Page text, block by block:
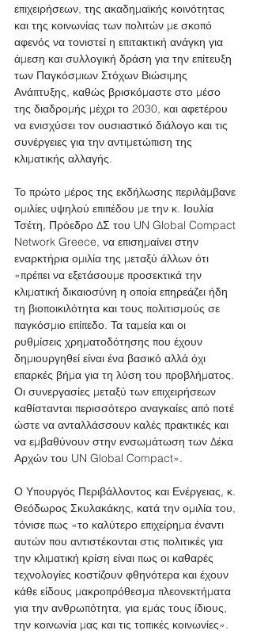
επιχειρήσεων, της ακαδημαϊκής κοινότητας
και της κοινωνίας των πολιτών με σκοπό
αφενός να τονιστεί η επιτακτική ανάγκη για
άμεση και συλλογική δράση για την επίτευξη
των Παγκόσμιων Στόχων Βιώσιμης
Ανάπτυξης, καθώς βρισκόμαστε στο μέσο
της διαδρομής μέχρι το 2030, και αφετέρου
να ενισχύσει τον ουσιαστικό διάλογο και τις
συνέργειες για την αντιμετώπιση της
κλιματικής αλλαγής.
Το πρώτο μέρος της εκδήλωσης περιλάμβανε
ομιλίες υψηλού επιπέδου με την κ. Ιουλία
Τσέτη, Πρόεδρο ΔΣ του UN Global Compact
Network Greece, να επισημαίνει στην
εναρκτήρια ομιλία της μεταξύ άλλων ότι
«πρέπει να εξετάσουμε προσεκτικά την
κλιματική δικαιοσύνη η οποία επηρεάζει ήδη
τη βιοποικιλότητα και τους πολιτισμούς σε
παγκόσμιο επίπεδο. Τα ταμεία και οι
ρυθμίσεις χρηματοδότησης που έχουν
δημιουργηθεί είναι ένα βασικό αλλά όχι
επαρκές βήμα για τη λύση του προβλήματος.
Οι συνεργασίες μεταξύ των επιχειρήσεων
καθίστανται περισσότερο αναγκαίες από ποτέ
ώστε να ανταλλάσσουν καλές πρακτικές και
να εμβαθύνουν στην ενσωμάτωση των Δέκα
Αρχών του UN Global Compact».
Ο Υπουργός Περιβάλλοντος και Ενέργειας, κ.
Θεόδωρος Σκυλακάκης, κατά την ομιλία του,
τόνισε πως «το καλύτερο επιχείρημα έναντι
αυτών που αντιστέκονται στις πολιτικές για
την κλιματική κρίση είναι πως οι καθαρές
τεχνολογίες κοστίζουν φθηνότερα και έχουν
κάθε είδους μακροπρόθεσμα πλεονεκτήματα
για την ανθρωπότητα, για εμάς τους ίδιους,
την κοινωνία μας και τις τοπικές κοινωνίες».